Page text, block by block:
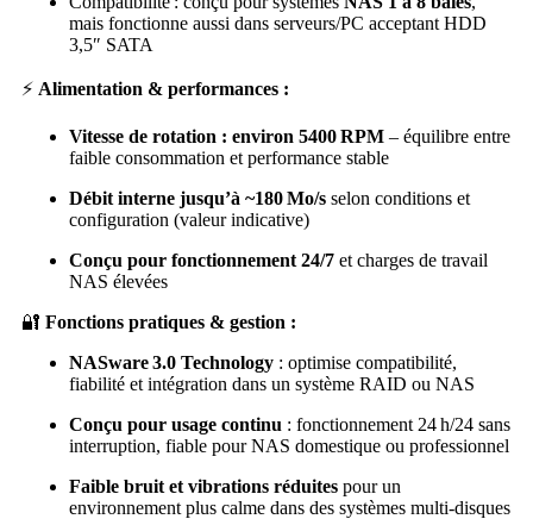
mais fonctionne aussi dans serveurs/PC acceptant HDD
3,5″ SATA
⚡ Alimentation & performances :
Vitesse de rotation : environ 5400 RPM – équilibre entre
faible consommation et performance stable
Débit interne jusqu’à ~180 Mo/s selon conditions et
configuration (valeur indicative)
Conçu pour fonctionnement 24/7 et charges de travail
NAS élevées
🔐 Fonctions pratiques & gestion :
NASware 3.0 Technology : optimise compatibilité,
fiabilité et intégration dans un système RAID ou NAS
Conçu pour usage continu : fonctionnement 24 h/24 sans
interruption, fiable pour NAS domestique ou professionnel
Faible bruit et vibrations réduites pour un
environnement plus calme dans des systèmes multi‑disques